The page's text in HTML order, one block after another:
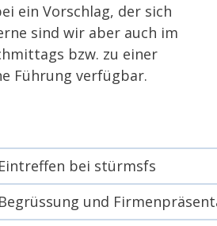
ein Vorschlag, der sich
sind wir aber auch im
bzw. zu einer
Führung verfügbar.
Eintreffen bei stürmsfs
Begrüssung und